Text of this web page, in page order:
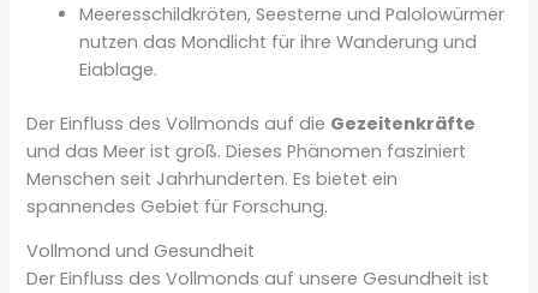
Meeresschildkröten, Seesterne und Palolowürmer
nutzen das Mondlicht für ihre Wanderung und
Eiablage.
Der Einfluss des Vollmonds auf die Gezeitenkräfte
und das Meer ist groß. Dieses Phänomen fasziniert
Menschen seit Jahrhunderten. Es bietet ein
spannendes Gebiet für Forschung.
Vollmond und Gesundheit
Der Einfluss des Vollmonds auf unsere Gesundheit ist